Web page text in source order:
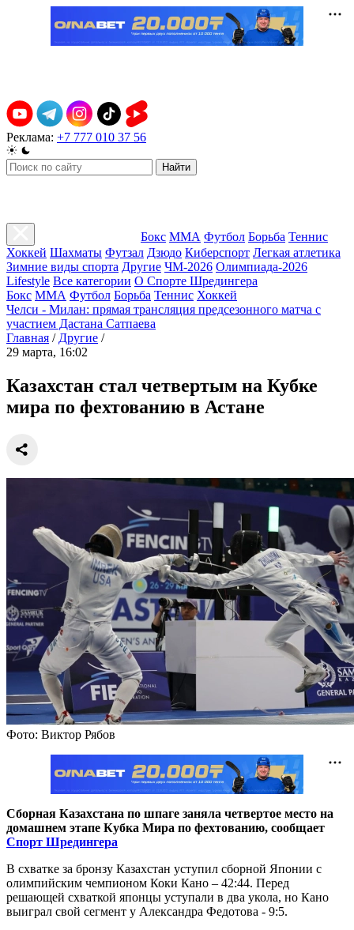
Реклама: +7 777 010 37 56
Найти
Бокс ММА Футбол Борьба Теннис
Хоккей Шахматы Футзал Дзюдо Киберспорт Легкая атлетика
Зимние виды спорта Другие ЧМ-2026 Олимпиада-2026
Lifestyle Все категории О Спорте Шредингера
Бокс ММА Футбол Борьба Теннис Хоккей
Челси - Милан: прямая трансляция предсезонного матча с
участием Дастана Сатпаева
Главная / Другие /
29 марта, 16:02
Казахстан стал четвертым на Кубке
мира по фехтованию в Астане
Фото: Виктор Рябов
Сборная Казахстана по шпаге заняла четвертое место на
домашнем этапе Кубка Мира по фехтованию, сообщает
Спорт Шредингера
В схватке за бронзу Казахстан уступил сборной Японии с
олимпийским чемпионом Коки Кано – 42:44. Перед
решающей схваткой японцы уступали в два укола, но Кано
выиграл свой сегмент у Александра Федотова - 9:5.